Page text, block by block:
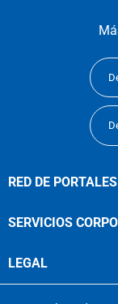
RED DE PORTALES
SERVICIOS
LEGAL